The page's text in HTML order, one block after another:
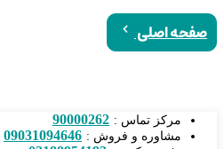
صفحه اصلی
مرکز تماس : 90000262
مشاوره و فروش : 09031094646